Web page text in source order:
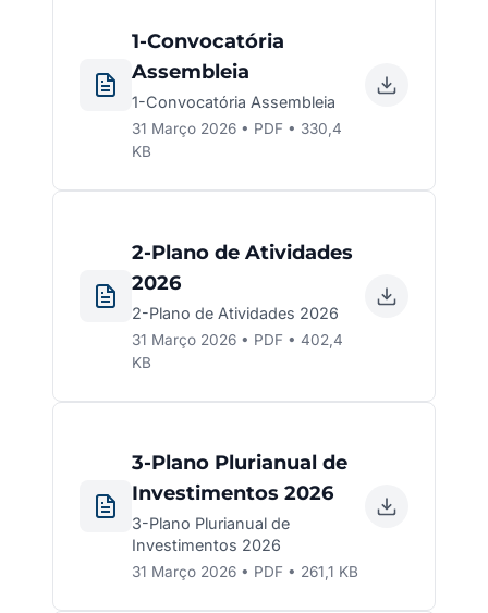
1-Convocatória
Assembleia
1-Convocatória Assembleia
31 Março 2026 • PDF • 330,4
KB
2-Plano de Atividades
2026
2-Plano de Atividades 2026
31 Março 2026 • PDF • 402,4
KB
3-Plano Plurianual de
Investimentos 2026
3-Plano Plurianual de
Investimentos 2026
31 Março 2026 • PDF • 261,1 KB